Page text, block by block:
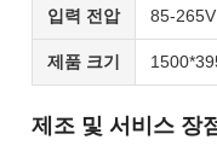
입력 전압 85-
제품 크기
제조 및 서비스 장